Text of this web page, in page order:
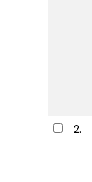
2.